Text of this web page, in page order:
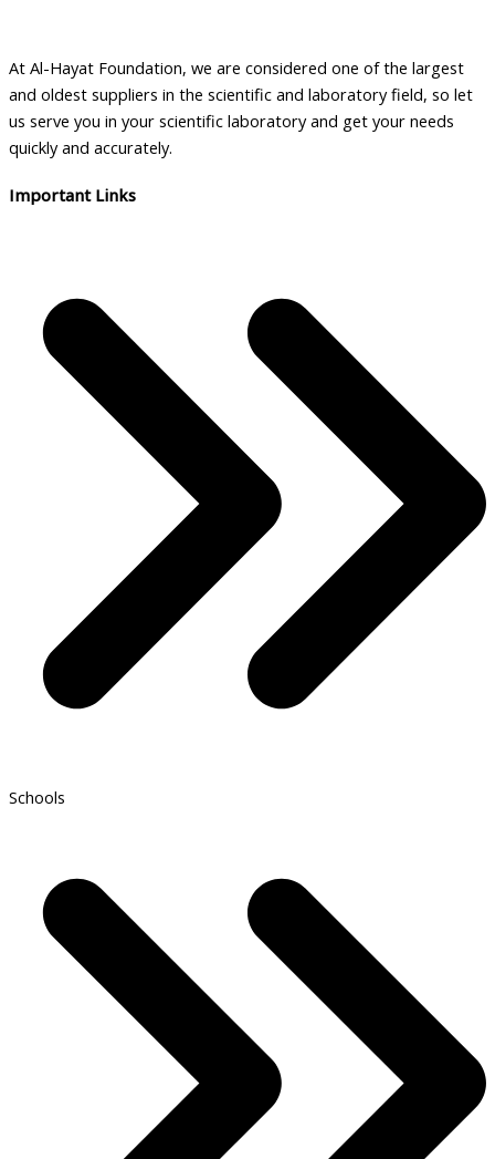
At Al-Hayat Foundation, we are considered one of the largest
and oldest suppliers in the scientific and laboratory field, so let
us serve you in your scientific laboratory and get your needs
quickly and accurately.
Important Links
Schools